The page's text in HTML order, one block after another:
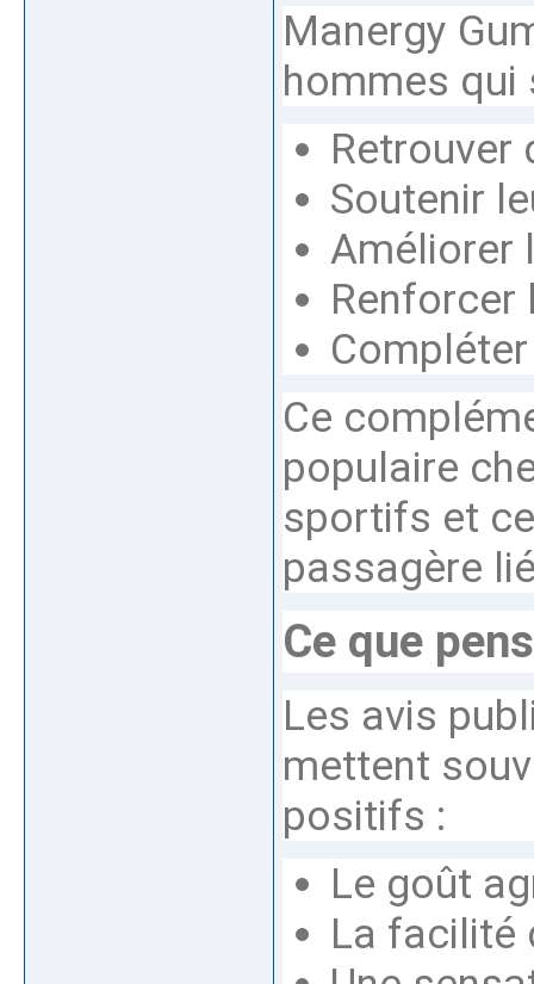
Manergy
hommes qui
Retrouver
Soutenir
Améliorer
Renforcer
Ce
populaire
sportifs et
passagère
Ce que
Les avis
mettent
positifs :
Le goût
La facilité